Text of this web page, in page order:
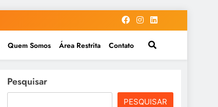
Quem Somos Área Restrita Contato
Pesquisar
PESQUISAR